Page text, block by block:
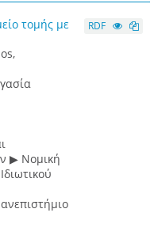
τομής με
▶ Νομική
RDF